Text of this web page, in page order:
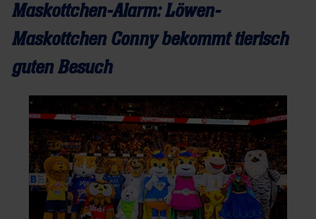
Maskottchen-Alarm: Löwen-
Maskottchen Conny bekommt tierisch
guten Besuch